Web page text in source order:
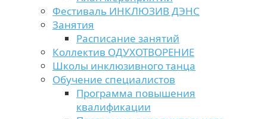
Фестиваль ИНКЛЮЗИВ ДЭНС
Занятия
Расписание занятий
Коллектив ОДУХОТВОРЕНИЕ
Школы инклюзивного танца
Обучение специалистов
Программа повышения
квалификации